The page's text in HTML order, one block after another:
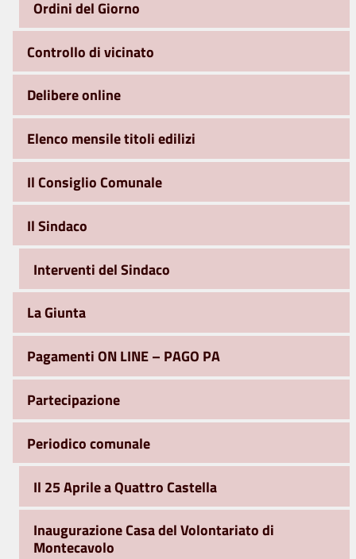
Ordini del Giorno
Controllo di vicinato
Delibere online
Elenco mensile titoli edilizi
Il Consiglio Comunale
Il Sindaco
Interventi del Sindaco
La Giunta
Pagamenti ON LINE – PAGO PA
Partecipazione
Periodico comunale
Il 25 Aprile a Quattro Castella
Inaugurazione Casa del Volontariato di
Montecavolo